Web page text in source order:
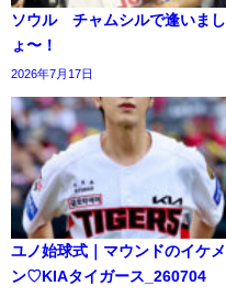
ソウル チャムシルで逢いまし
ょ〜！
2026年7月17日
ユノ始球式｜マウンドのイケメ
ン♡KIAタイガース_260704